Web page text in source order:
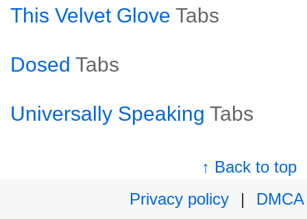
This Velvet Glove Tabs
Dosed Tabs
Universally Speaking Tabs
↑ Back to top
Privacy policy
|
DMCA